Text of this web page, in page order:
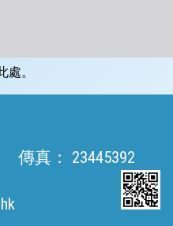
。
傳真： 23445392